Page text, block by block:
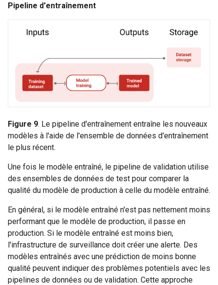
Pipeline d'entraînement
Figure 9. Le pipeline d'entraînement entraîne les nouveaux
modèles à l'aide de l'ensemble de données d'entraînement
le plus récent.
Une fois le modèle entraîné, le pipeline de validation utilise
des ensembles de données de test pour comparer la
qualité du modèle de production à celle du modèle entraîné.
En général, si le modèle entraîné n'est pas nettement moins
performant que le modèle de production, il passe en
production. Si le modèle entraîné est moins bien,
l'infrastructure de surveillance doit créer une alerte. Des
modèles entraînés avec une prédiction de moins bonne
qualité peuvent indiquer des problèmes potentiels avec les
pipelines de données ou de validation. Cette approche